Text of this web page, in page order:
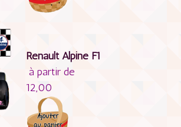
Renault Alpine F1
à partir de
12,00